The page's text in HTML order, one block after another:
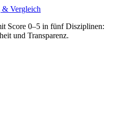
& Vergleich
Score 0–5 in fünf Disziplinen:
und Transparenz.